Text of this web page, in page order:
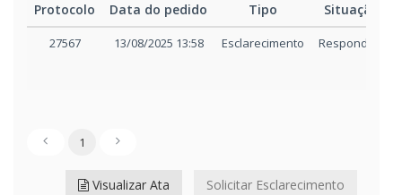
Protocolo Data do pedido Tipo Situação
27567 13/08/2025 13:58 Esclarecimento Respondido
1
Visualizar Ata Solicitar Esclarecimento